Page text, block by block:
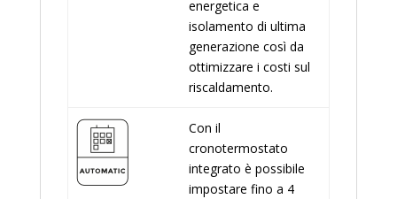
energetica e
isolamento di ultima
generazione così da
ottimizzare i costi sul
riscaldamento.
Con il
cronotermostato
integrato è possibile
impostare fino a 4